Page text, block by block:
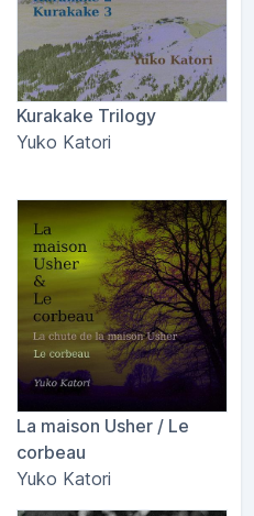
Kurakake Trilogy
Yuko Katori
La maison Usher / Le
corbeau
Yuko Katori